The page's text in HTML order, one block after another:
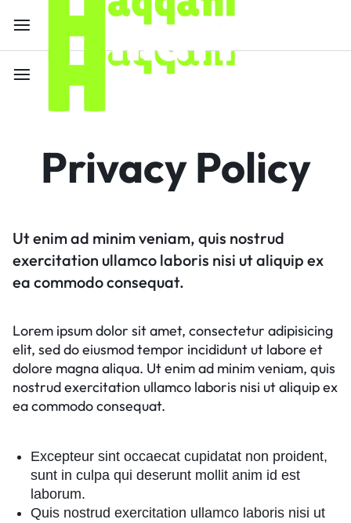
Privacy Policy
Ut enim ad minim veniam, quis nostrud
exercitation ullamco laboris nisi ut aliquip ex
ea commodo consequat.
Lorem ipsum dolor sit amet, consectetur adipisicing
elit, sed do eiusmod tempor incididunt ut labore et
dolore magna aliqua. Ut enim ad minim veniam, quis
nostrud exercitation ullamco laboris nisi ut aliquip ex
ea commodo consequat.
Excepteur sint occaecat cupidatat non proident,
sunt in culpa qui deserunt mollit anim id est
laborum.
Quis nostrud exercitation ullamco laboris nisi ut